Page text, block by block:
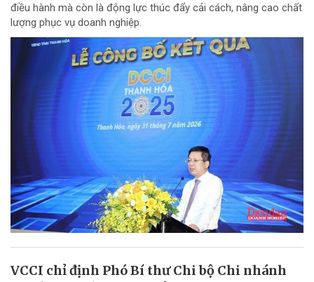
điều hành mà còn là động lực thúc đẩy cải cách, nâng cao chất
lượng phục vụ doanh nghiệp.
VCCI chỉ định Phó Bí thư Chi bộ Chi nhánh